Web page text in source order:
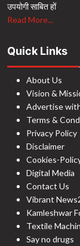
उपयोगी साबित हों
Read More...
Quick Links
About Us
Vision &
Advertise
Terms &
Privacy Policy
Disclaimer
Cookies-
Digital Media
Contact Us
Vibrant
Kamleshwar
Textile
Say no drugs